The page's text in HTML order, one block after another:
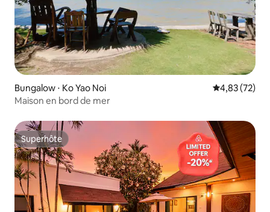
Bungalow ⋅ Ko Yao Noi Évaluation
4,83 (72)
Maison en bord de mer
Superhôte
Superhôte